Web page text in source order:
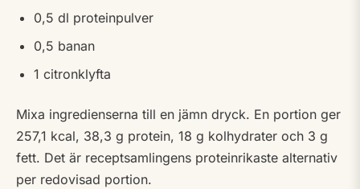
0,5 dl proteinpulver
0,5 banan
1 citronklyfta
Mixa ingredienserna till en jämn dryck. En portion ger
257,1 kcal, 38,3 g protein, 18 g kolhydrater och 3 g
fett. Det är receptsamlingens proteinrikaste alternativ
per redovisad portion.